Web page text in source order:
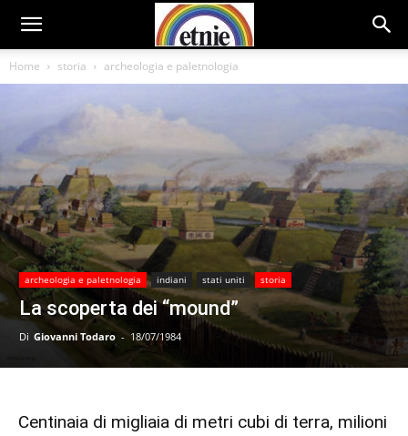
Home storia archeologia e paletnologia
archeologia e paletnologia indiani stati uniti storia
La scoperta dei “mound”
Di Giovanni Todaro - 18/07/1984
Centinaia di migliaia di metri cubi di terra, milioni